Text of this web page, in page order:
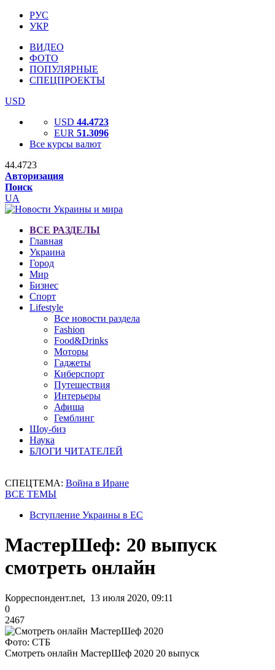
РУС
УКР
ВИДЕО
ФОТО
ПОПУЛЯРНЫЕ
СПЕЦПРОЕКТЫ
USD
USD 44.4723
EUR 51.3096
Все курсы валют
44.4723
Авторизация
Поиск
UA
ВСЕ РАЗДЕЛЫ
Главная
Украина
Город
Мир
Бизнес
Спорт
Lifestyle
Все новости раздела
Fashion
Food&Drinks
Моторы
Гаджеты
Киберспорт
Путешествия
Интерьеры
Афиша
Гемблинг
Шоу-биз
Наука
БЛОГИ ЧИТАТЕЛЕЙ
СПЕЦТЕМА: Война в Иране
ВСЕ ТЕМЫ
Вступление Украины в ЕС
МастерШеф: 20 выпуск
смотреть онлайн
Корреспондент.net, 13 июля 2020, 09:11
0
2467
Фото: СТБ
Смотреть онлайн МастерШеф 2020 20 выпуск